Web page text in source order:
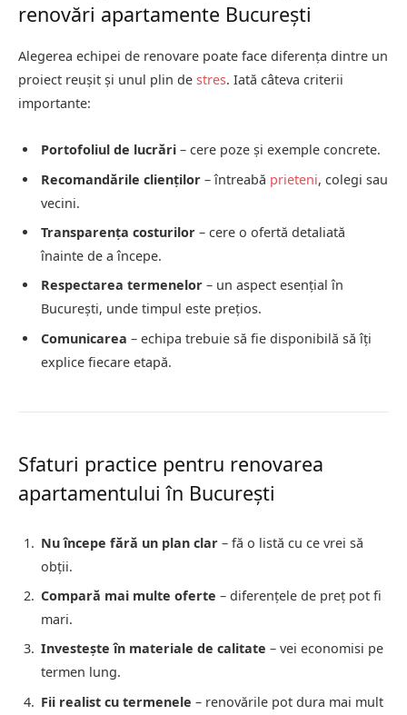
renovări apartamente București
Alegerea echipei de renovare poate face diferența dintre un
proiect reușit și unul plin de stres. Iată câteva criterii
importante:
Portofoliul de lucrări – cere poze și exemple concrete.
Recomandările clienților – întreabă prieteni, colegi sau
vecini.
Transparența costurilor – cere o ofertă detaliată
înainte de a începe.
Respectarea termenelor – un aspect esențial în
București, unde timpul este prețios.
Comunicarea – echipa trebuie să fie disponibilă să îți
explice fiecare etapă.
Sfaturi practice pentru renovarea
apartamentului în București
Nu începe fără un plan clar – fă o listă cu ce vrei să
obții.
Compară mai multe oferte – diferențele de preț pot fi
mari.
Investește în materiale de calitate – vei economisi pe
termen lung.
Fii realist cu termenele – renovările pot dura mai mult